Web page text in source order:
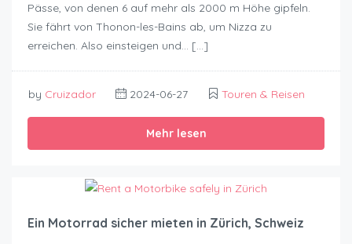
Pässe, von denen 6 auf mehr als 2000 m Höhe gipfeln.
Sie fährt von Thonon-les-Bains ab, um Nizza zu
erreichen. Also einsteigen und… […]
by Cruizador 2024-06-27 Touren & Reisen
Mehr lesen
Ein Motorrad sicher mieten in Zürich, Schweiz